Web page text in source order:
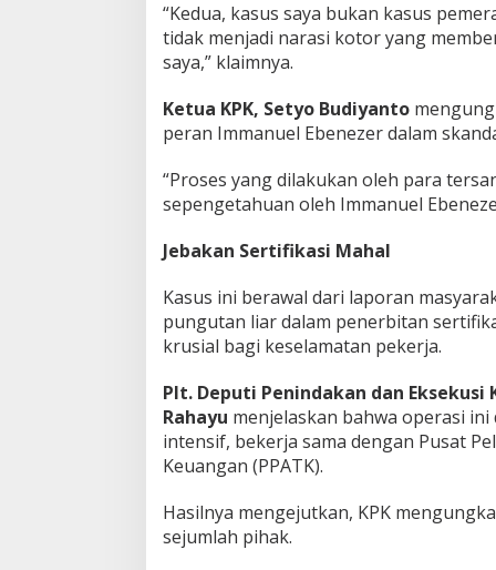
“Kedua, kasus saya bukan kasus
tidak menjadi narasi kotor yang
saya,” klaimnya.
Ketua KPK, Setyo Budiyanto
peran Immanuel Ebenezer dalam
“Proses yang dilakukan oleh para
sepengetahuan oleh Immanuel
Jebakan Sertifikasi Mahal
Kasus ini berawal dari laporan
pungutan liar dalam penerbitan
krusial bagi keselamatan pekerja.
Plt. Deputi Penindakan dan Eksekusi
Rahayu menjelaskan bahwa operasi
intensif, bekerja sama dengan Pusat
Keuangan (PPATK).
Hasilnya mengejutkan, KPK
sejumlah pihak.